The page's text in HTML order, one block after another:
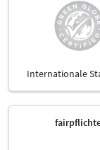
Internationale